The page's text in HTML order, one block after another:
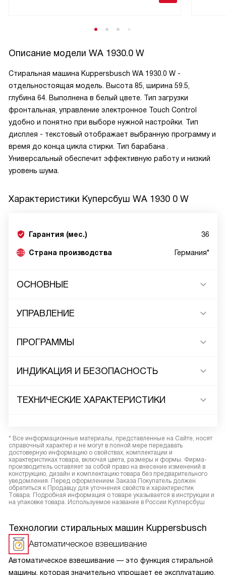
Описание модели WA 1930.0 W
Стиральная машина Kuppersbusch WA 1930.0 W -
отдельностоящая модель. Высота 85, ширина 59.5,
глубина 64. Выполнена в белый цвете. Тип загрузки
фронтальная, управление электронное Touch Control
удобно и понятно при выборе нужной настройки. Тип
дисплея - текстовый отображает выбранную программу и
время до конца цикла стирки. Тип барабана .
Универсальный обеспечит эффективную работу и низкий
уровень шума.
Характеристики Куперсбуш WA 1930 0 W
Гарантия (мес.) 36
Страна производства Германия*
ОСНОВНЫЕ
УПРАВЛЕНИЕ
ПРОГРАММЫ
ИНДИКАЦИЯ И БЕЗОПАСНОСТЬ
ТЕХНИЧЕСКИЕ ХАРАКТЕРИСТИКИ
* Все информационные материалы, представленные на Сайте, носят
справочный характер и не могут в полной мере передавать
достоверную информацию о свойствах, комплектации и
характеристиках товара, включая цвета, размеры и формы. Фирма-
производитель оставляет за собой право на внесение изменений в
конструкцию, дизайн и комплектацию товара без предварительного
уведомления. Перед оформлением Заказа Покупатель должен
обратиться к Продавцу для уточнения свойств и характеристик
Товара. Подробная информация о товаре указывается в инструкции и
на упаковке товара. Используемое название в России Купперсбуш
Технологии стиральных машин Kuppersbusch
Автоматическое взвешивание
Автоматическое взвешивание — это функция стиральной
машины, которая значительно упрощает ее эксплуатацию.